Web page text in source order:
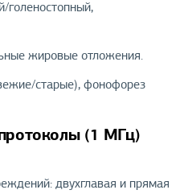
голеностопный,
жировые отложения.
старые), фонофорез
(1 МГц)
двухглавая и прямая